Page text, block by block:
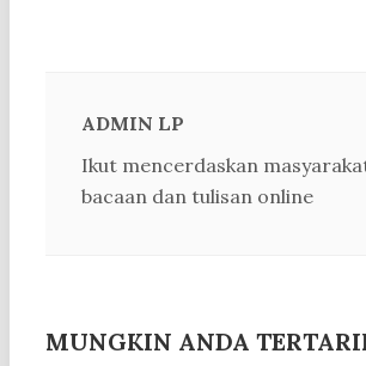
ADMIN LP
Ikut mencerdaskan
bacaan dan tulisan online
MUNGKIN ANDA